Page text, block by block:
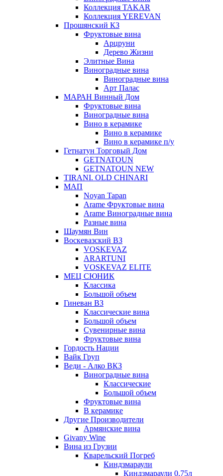
Коллекция TAKAR
Коллекция YEREVAN
Прошянский КЗ
Фруктовые вина
Арцруни
Дерево Жизни
Элитные Вина
Виноградные вина
Виноградные вина
Арт Палас
МАРАН Винный Дом
Фруктовые вина
Виноградные вина
Вино в керамике
Вино в керамике
Вино в керамике п/у
Гетнатун Торговый Дом
GETNATOUN
GETNATOUN NEW
TIRANI. OLD CHINARI
МАП
Noyan Tapan
Arame Фруктовые вина
Arame Виноградные вина
Разные вина
Шаумян Вин
Воскевазский ВЗ
VOSKEVAZ
ARARTUNI
VOSKEVAZ ELITE
МЕЦ СЮНИК
Классика
Большой объем
Гиневан ВЗ
Классические вина
Большой объем
Сувенирные вина
Фруктовые вина
Гордость Нации
Вайк Груп
Веди - Алко ВКЗ
Виноградные вина
Классические
Большой объем
Фруктовые вина
В керамике
Другие Производители
Армянские вина
Givany Wine
Вина из Грузии
Кварельский Погреб
Киндзмараули
Киндзмараули 0,75л